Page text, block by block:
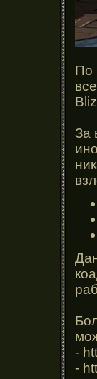
По
За
-
-